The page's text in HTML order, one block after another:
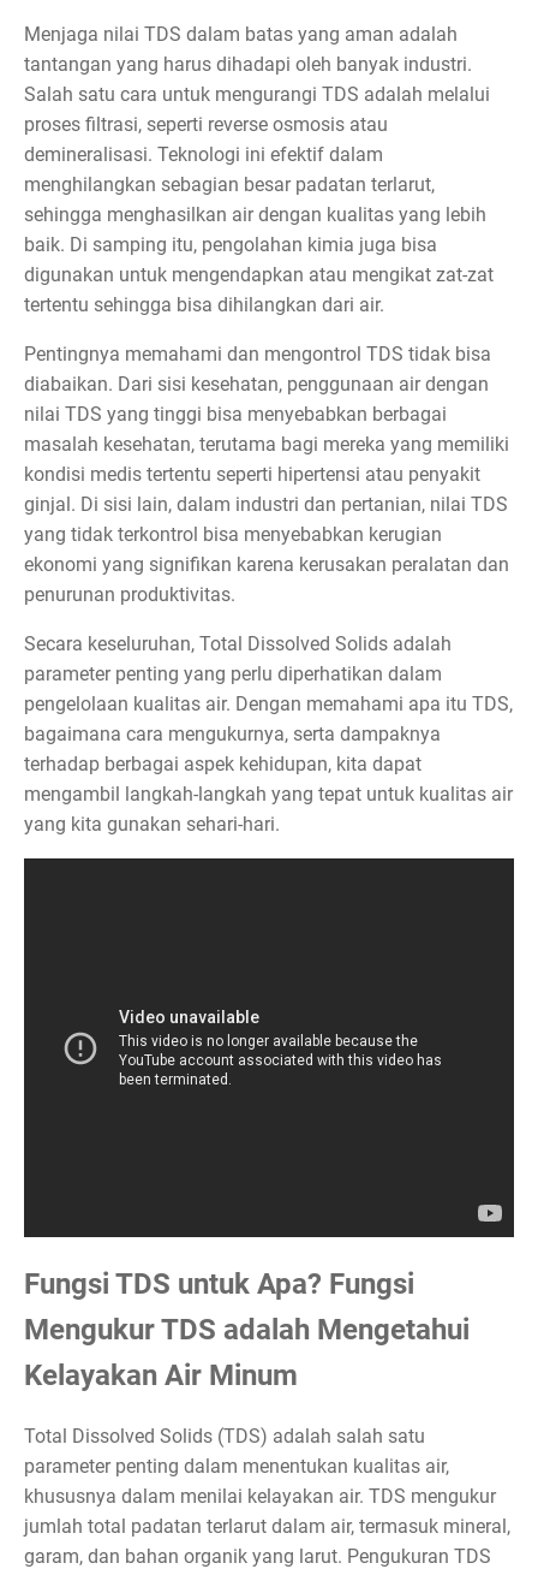
Menjaga nilai TDS dalam batas yang aman adalah
tantangan yang harus dihadapi oleh banyak industri.
Salah satu cara untuk mengurangi TDS adalah melalui
proses filtrasi, seperti reverse osmosis atau
demineralisasi. Teknologi ini efektif dalam
menghilangkan sebagian besar padatan terlarut,
sehingga menghasilkan air dengan kualitas yang lebih
baik. Di samping itu, pengolahan kimia juga bisa
digunakan untuk mengendapkan atau mengikat zat-zat
tertentu sehingga bisa dihilangkan dari air.
Pentingnya memahami dan mengontrol TDS tidak bisa
diabaikan. Dari sisi kesehatan, penggunaan air dengan
nilai TDS yang tinggi bisa menyebabkan berbagai
masalah kesehatan, terutama bagi mereka yang memiliki
kondisi medis tertentu seperti hipertensi atau penyakit
ginjal. Di sisi lain, dalam industri dan pertanian, nilai TDS
yang tidak terkontrol bisa menyebabkan kerugian
ekonomi yang signifikan karena kerusakan peralatan dan
penurunan produktivitas.
Secara keseluruhan, Total Dissolved Solids adalah
parameter penting yang perlu diperhatikan dalam
pengelolaan kualitas air. Dengan memahami apa itu TDS,
bagaimana cara mengukurnya, serta dampaknya
terhadap berbagai aspek kehidupan, kita dapat
mengambil langkah-langkah yang tepat untuk kualitas air
yang kita gunakan sehari-hari.
Fungsi TDS untuk Apa? Fungsi
Mengukur TDS adalah Mengetahui
Kelayakan Air Minum
Total Dissolved Solids (TDS) adalah salah satu
parameter penting dalam menentukan kualitas air,
khususnya dalam menilai kelayakan air. TDS mengukur
jumlah total padatan terlarut dalam air, termasuk mineral,
garam, dan bahan organik yang larut. Pengukuran TDS